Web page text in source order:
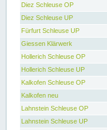
Diez Schleuse OP
Diez Schleuse UP
Fürfurt Schleuse UP
Giessen Klärwerk
Hollerich Schleuse OP
Hollerich Schleuse UP
Kalkofen Schleuse OP
Kalkofen neu
Lahnstein Schleuse OP
Lahnstein Schleuse UP